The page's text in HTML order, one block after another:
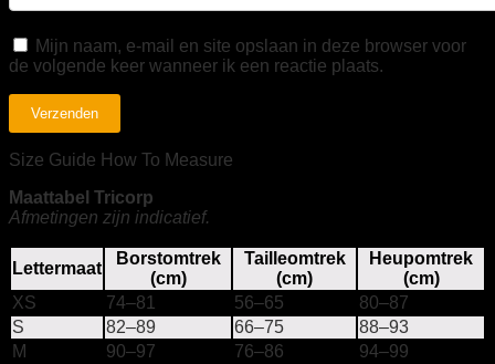
Mijn naam, e-mail en site opslaan in deze browser voor
de volgende keer wanneer ik een reactie plaats.
Size Guide How To Measure
Maattabel Tricorp
Afmetingen zijn indicatief.
Lettermaat
Borstomtrek
(cm)
Tailleomtrek
(cm)
Heupomtrek
(cm)
XS
74–81 56–65
80–87
S
82–89 66–75
88–93
M
90–97 76–86
94–99